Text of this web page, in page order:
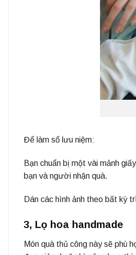
Để làm sổ lưu niệm:
Bạn chuẩn bị một vài mảnh
bạn và người nhận quà.
Dán các hình ảnh theo bất kỳ
3, Lọ hoa handmade
Món quà thủ công này sẽ phù